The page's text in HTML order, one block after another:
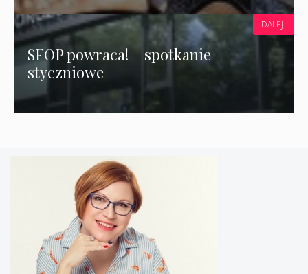
SFOP powraca! – spotkanie
styczniowe
DALEJ